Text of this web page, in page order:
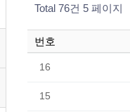
Total 76건 5 페이지
번호
16
15